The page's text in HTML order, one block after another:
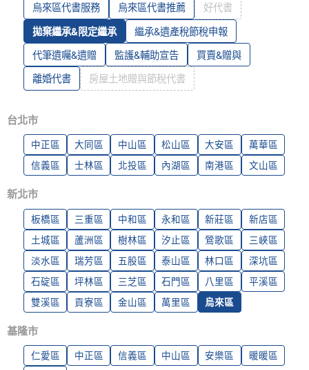
烏來區代書服務 烏來區代書推薦 好代書
拋棄繼承&限定繼承 繼承&遺產稅節稅申報
代筆遺囑&遺贈 監護&輔助宣告 買賣&贈與
離婚代書 房屋土地贈與節稅代書
台北市
中正區 大同區 中山區 松山區 大安區
萬華區
信義區
士林區 北投區 內湖區 南港區 文山區
新北市
板橋區 三重區 中和區 永和區 新莊區
新店區
土城區
蘆洲區 樹林區 汐止區 鶯歌區
三峽區
淡水區
瑞芳區 五股區 泰山區 林口區
深坑區
石碇區
坪林區 三芝區 石門區 八里區
平溪區
雙溪區
貢寮區 金山區 萬里區 烏來區
基隆市
仁愛區 中正區 信義區 中山區 安樂區
暖暖區